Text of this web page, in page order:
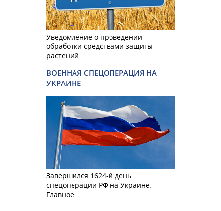
Уведомление о проведении
обработки средствами защиты
растений
ВОЕННАЯ СПЕЦОПЕРАЦИЯ НА
УКРАИНЕ
Завершился 1624-й день
спецоперации РФ на Украине.
Главное